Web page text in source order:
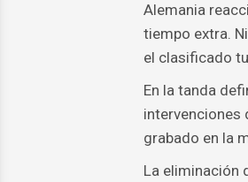
Alemania
tiempo extra.
el clasificado
En la tanda
intervenciones
grabado en la
La eliminación